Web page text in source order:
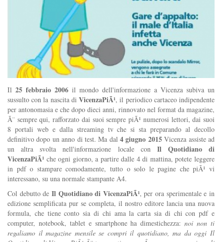
Il 25 febbraio 2006 il mondo dell'informazione a Vicenza subiva un
sussulto con la nascita diVicenzaPiÃ¹, il periodico cartaceo indipendente
per antonomasia e che dopo dieci anni, rinnovato nel format da magazine,
Ã¨ sempre qui, rafforzato dai suoi sempre piÃ¹ numerosi lettori, dai suoi
8 portali web e dalla streaming tv che si sta preparando al decollo
definitivo dopo un anno di test. Ma dal4 giugno 2015Vicenza assiste ad
un altra svolta nell'informazione locale con Il Quotidiano di
VicenzaPiÃ¹ che ogni giorno, a partire dalle 4 di mattina, potete leggere
in pdf o stampare comodamente, tutto o solo le pagine che piÃ¹ vi
interessano, su una normale stampante A4.
Col debutto de Il Quotidiano di VicenzaPiÃ¹, per ora sperimentale e in
edizione semplificata pur se completa, il nostro editore lancia una nuova
formula, che tiene conto sia di chi ama la carta sia di chi con pdf e
computer, notebook, tablet e smartphone ha dimestichezza:noi non ti
regaliamo il magazine mensile se compri il quotidiano, ma da oggi Il